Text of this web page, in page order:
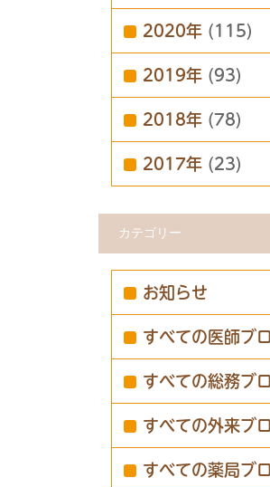
2020年 (115)
2019年 (93)
2018年 (78)
2017年 (23)
カテゴリー
お知らせ
すべての医師ブ
すべての総務ブ
すべての外来ブ
すべての薬局ブ